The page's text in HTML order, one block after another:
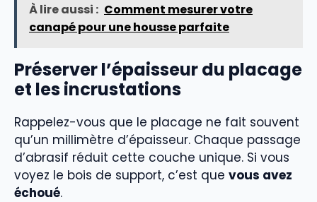
À lire aussi : Comment mesurer votre
canapé pour une housse parfaite
Préserver l’épaisseur du placage
et les incrustations
Rappelez-vous que le placage ne fait souvent
qu’un millimètre d’épaisseur. Chaque passage
d’abrasif réduit cette couche unique. Si vous
voyez le bois de support, c’est que vous avez
échoué.